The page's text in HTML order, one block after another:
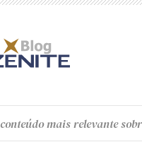
conteúdomais relevante